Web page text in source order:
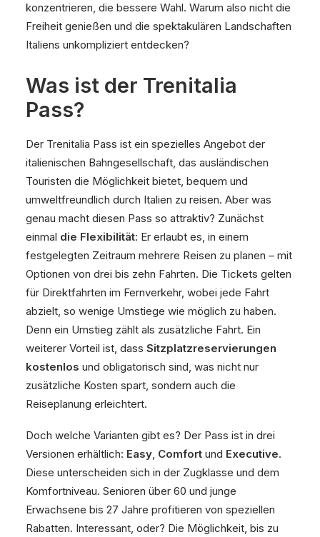
konzentrieren, die bessere Wahl. Warum also nicht die
Freiheit genießen und die spektakulären Landschaften
Italiens unkompliziert entdecken?
Was ist der Trenitalia
Pass?
Der Trenitalia Pass ist ein spezielles Angebot der
italienischen Bahngesellschaft, das ausländischen
Touristen die Möglichkeit bietet, bequem und
umweltfreundlich durch Italien zu reisen. Aber was
genau macht diesen Pass so attraktiv? Zunächst
einmal die Flexibilität: Er erlaubt es, in einem
festgelegten Zeitraum mehrere Reisen zu planen – mit
Optionen von drei bis zehn Fahrten. Die Tickets gelten
für Direktfahrten im Fernverkehr, wobei jede Fahrt
abzielt, so wenige Umstiege wie möglich zu haben.
Denn ein Umstieg zählt als zusätzliche Fahrt. Ein
weiterer Vorteil ist, dass Sitzplatzreservierungen
kostenlos und obligatorisch sind, was nicht nur
zusätzliche Kosten spart, sondern auch die
Reiseplanung erleichtert.
Doch welche Varianten gibt es? Der Pass ist in drei
Versionen erhältlich: Easy, Comfort und Executive.
Diese unterscheiden sich in der Zugklasse und dem
Komfortniveau. Senioren über 60 und junge
Erwachsene bis 27 Jahre profitieren von speziellen
Rabatten. Interessant, oder? Die Möglichkeit, bis zu